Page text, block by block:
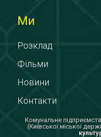
Ми
Розклад
Фільми
Новини
Контакти
Комунальне
(Київської міської